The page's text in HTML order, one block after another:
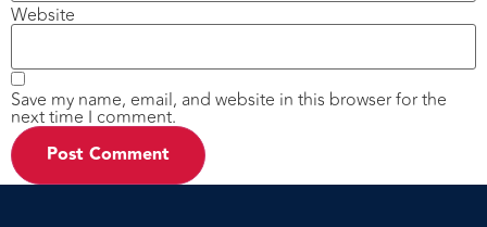
Website
Save my name, email, and website in this browser for the
next time I comment.